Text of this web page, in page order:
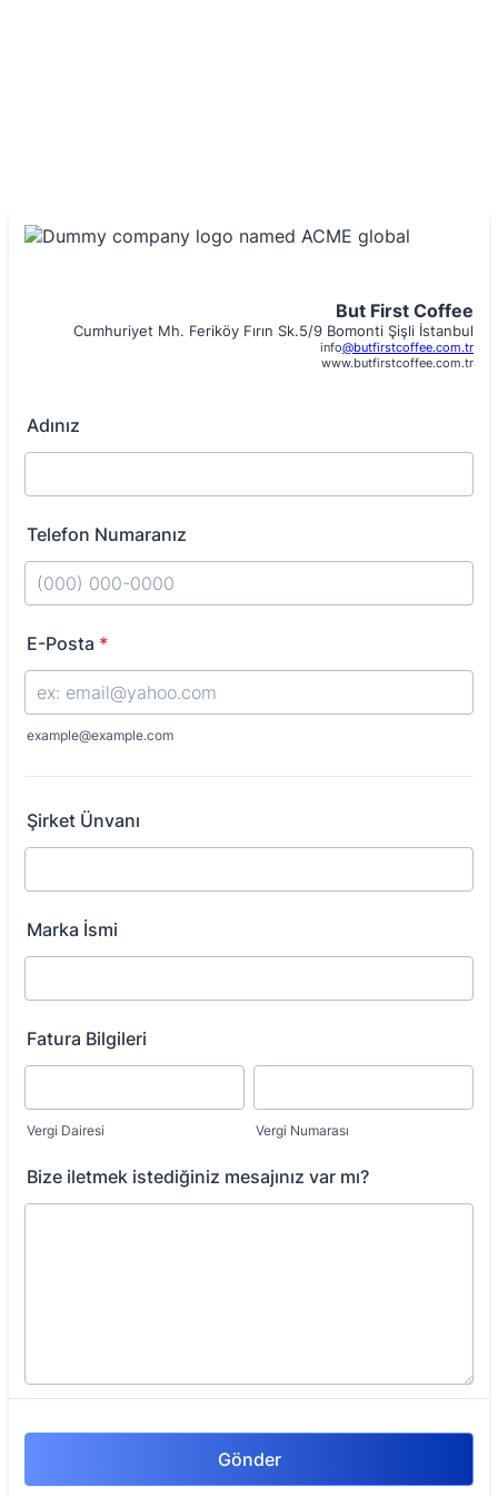
But First Coffee
Cumhuriyet Mh. Feriköy Fırın Sk.5/9 Bomonti Şişli İstanbul
info@butfirstcoffee.com.tr
www.butfirstcoffee.com.tr
Adınız
Telefon Numaranız
E-Posta *
example@example.com
Şirket Ünvanı
Marka İsmi
Fatura Bilgileri
Vergi Dairesi Vergi Numarası
Bize iletmek istediğiniz mesajınız var mı?
Gönder